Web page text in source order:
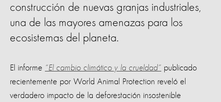
construcción de nuevas granjas industriales,
una de las mayores amenazas para los
ecosistemas del planeta.
El informe “El cambio climático y la crueldad” publicado
recientemente por World Animal Protection reveló el
verdadero impacto de la deforestación insostenible